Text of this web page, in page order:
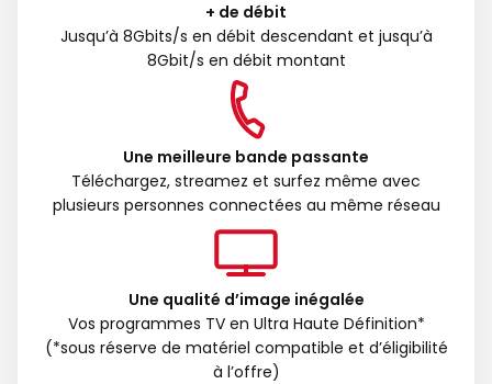
+ de débit
Jusqu’à 8Gbits/s en débit descendant et jusqu’à
8Gbit/s en débit montant
Une meilleure bande passante
Téléchargez, streamez et surfez même avec
plusieurs personnes connectées au même réseau
Une qualité d’image inégalée
Vos programmes TV en Ultra Haute Définition*
(*sous réserve de matériel compatible et d’éligibilité
à l’offre)